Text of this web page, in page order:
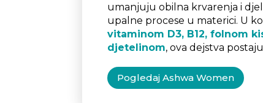
umanjuju obilna krvarenja i
upalne procese u materici. U
vitaminom D3, B12, folnom
djetelinom, ova dejstva
Pogledaj Ashwa Women